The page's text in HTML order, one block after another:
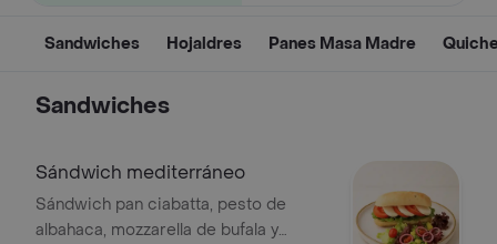
Sandwiches Hojaldres Panes Masa Madre
Sandwiches
Sándwich mediterráneo
Sándwich pan ciabatta, pesto de
albahaca, mozzarella de bufala y